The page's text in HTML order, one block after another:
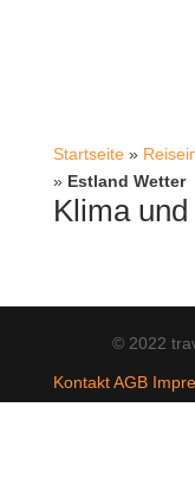
Startseite»
» Estland Wetter
Klima
© 2022
Kontakt AGB